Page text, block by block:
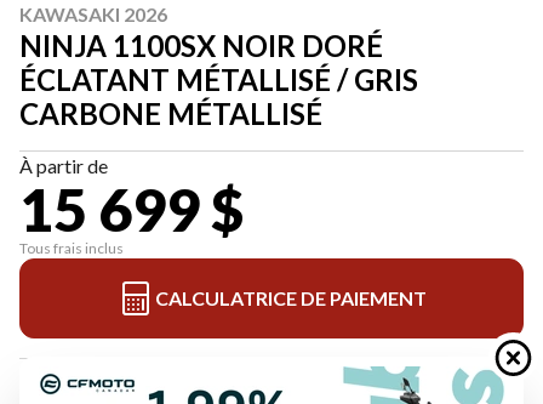
KAWASAKI 2026
NINJA 1100SX NOIR DORÉ
ÉCLATANT MÉTALLISÉ / GRIS
CARBONE MÉTALLISÉ
À partir de
15 699 $
Tous frais inclus
CALCULATRICE DE PAIEMENT